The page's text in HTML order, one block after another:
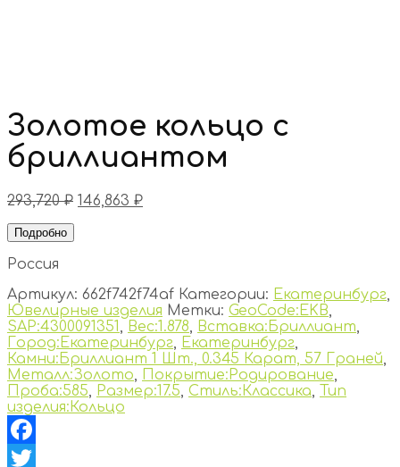
Золотое кольцо с
бриллиантом
293,720₽ 146,863 ₽
Подробно
Россия
Артикул: 662f742f74af Категории: Екатеринбург,
Ювелирные изделия Метки: GeoCode:EKB,
SAP:4300091351, Вес:1.878, Вставка:Бриллиант,
Город:Екатеринбург, Екатеринбург,
Камни:Бриллиант 1 Шт., 0.345 Карат, 57 Граней,
Металл:Золото, Покрытие:Родирование,
Проба:585, Размер:17.5, Стиль:Классика, Тип
изделия:Кольцо
Facebook